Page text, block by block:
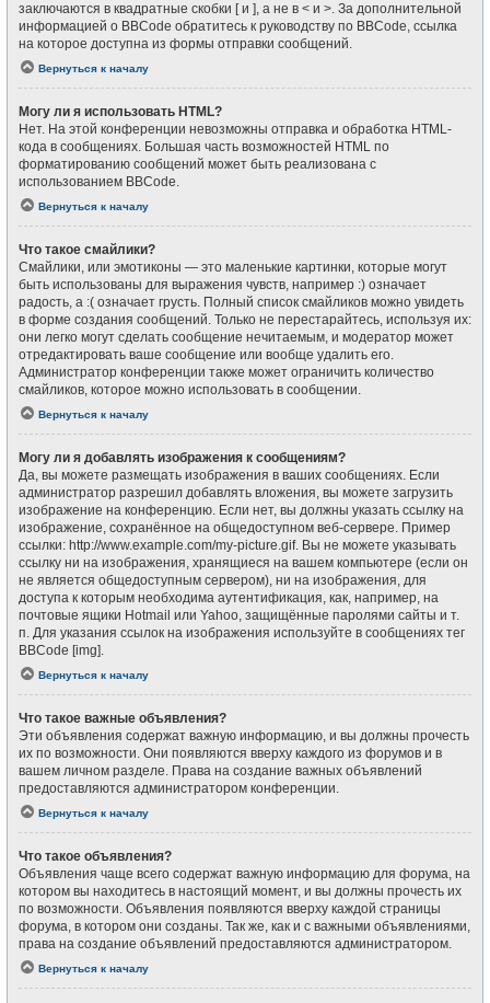
заключаются в квадратные скобки [ и ], а не в < и >. За дополнительной
информацией о BBCode обратитесь к руководству по BBCode, ссылка
на которое доступна из формы отправки сообщений.
Вернуться к началу
Могу ли я использовать HTML?
Нет. На этой конференции невозможны отправка и обработка HTML-
кода в сообщениях. Большая часть возможностей HTML по
форматированию сообщений может быть реализована с
использованием BBCode.
Вернуться к началу
Что такое смайлики?
Смайлики, или эмотиконы — это маленькие картинки, которые могут
быть использованы для выражения чувств, например :) означает
радость, а :( означает грусть. Полный список смайликов можно увидеть
в форме создания сообщений. Только не перестарайтесь, используя их:
они легко могут сделать сообщение нечитаемым, и модератор может
отредактировать ваше сообщение или вообще удалить его.
Администратор конференции также может ограничить количество
смайликов, которое можно использовать в сообщении.
Вернуться к началу
Могу ли я добавлять изображения к сообщениям?
Да, вы можете размещать изображения в ваших сообщениях. Если
администратор разрешил добавлять вложения, вы можете загрузить
изображение на конференцию. Если нет, вы должны указать ссылку на
изображение, сохранённое на общедоступном веб-сервере. Пример
ссылки: http://www.example.com/my-picture.gif. Вы не можете указывать
ссылку ни на изображения, хранящиеся на вашем компьютере (если он
не является общедоступным сервером), ни на изображения, для
доступа к которым необходима аутентификация, как, например, на
почтовые ящики Hotmail или Yahoo, защищённые паролями сайты и т.
п. Для указания ссылок на изображения используйте в сообщениях тег
BBCode [img].
Вернуться к началу
Что такое важные объявления?
Эти объявления содержат важную информацию, и вы должны прочесть
их по возможности. Они появляются вверху каждого из форумов и в
вашем личном разделе. Права на создание важных объявлений
предоставляются администратором конференции.
Вернуться к началу
Что такое объявления?
Объявления чаще всего содержат важную информацию для форума, на
котором вы находитесь в настоящий момент, и вы должны прочесть их
по возможности. Объявления появляются вверху каждой страницы
форума, в котором они созданы. Так же, как и с важными объявлениями,
права на создание объявлений предоставляются администратором.
Вернуться к началу